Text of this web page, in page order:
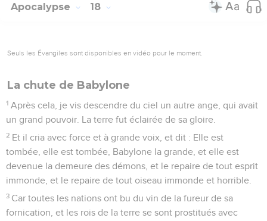
Apocalypse 18
Seuls les Évangiles sont disponibles en vidéo pour le moment.
La chute de Babylone
1 Après cela, je vis descendre du ciel un autre ange, qui avait
un grand pouvoir. La terre fut éclairée de sa gloire.
2 Et il cria avec force et à grande voix, et dit : Elle est
tombée, elle est tombée, Babylone la grande, et elle est
devenue la demeure des démons, et le repaire de tout esprit
immonde, et le repaire de tout oiseau immonde et horrible.
3 Car toutes les nations ont bu du vin de la fureur de sa
fornication, et les rois de la terre se sont prostitués avec